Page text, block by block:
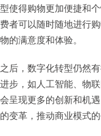
型使得购物更加便捷和
费者可以随时随地进行
物的满意度和体验。
之后，数字化转型仍然
进步，如人工智能、物
会呈现更多的创新和机
的变革，推动商业模式的